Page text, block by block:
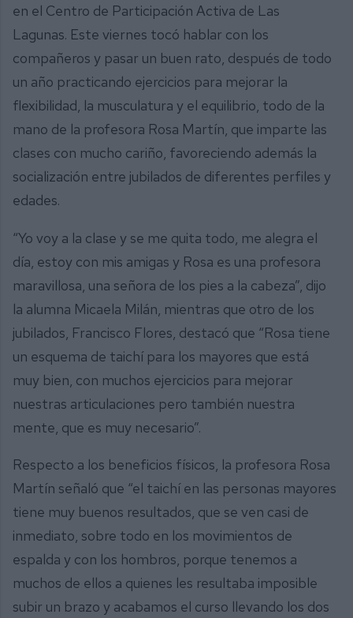
en el Centro de Participación Activa de Las
Lagunas. Este viernes tocó hablar con los
compañeros y pasar un buen rato, después de todo
un año practicando ejercicios para mejorar la
flexibilidad, la musculatura y el equilibrio, todo de la
mano de la profesora Rosa Martín, que imparte las
clases con mucho cariño, favoreciendo además la
socialización entre jubilados de diferentes perfiles y
edades.
“Yo voy a la clase y se me quita todo, me alegra el
día, estoy con mis amigas y Rosa es una profesora
maravillosa, una señora de los pies a la cabeza”, dijo
la alumna Micaela Milán, mientras que otro de los
jubilados, Francisco Flores, destacó que “Rosa tiene
un esquema de taichí para los mayores que está
muy bien, con muchos ejercicios para mejorar
nuestras articulaciones pero también nuestra
mente, que es muy necesario”.
Respecto a los beneficios físicos, la profesora Rosa
Martín señaló que “el taichí en las personas mayores
tiene muy buenos resultados, que se ven casi de
inmediato, sobre todo en los movimientos de
espalda y con los hombros, porque tenemos a
muchos de ellos a quienes les resultaba imposible
subir un brazo y acabamos el curso llevando los dos